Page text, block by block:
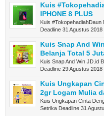
Kuis
IPHONE 8 PLUS
Kuis
Deadline 31 Agustus
Kuis Snap And
Belanja Total 5
Kuis Snap And Win JD.id
Deadline 29 Agustus 2018
Kuis Ungkapan
2gr Logam Mulia
Kuis Ungkapan Cinta
Setrika Deadline 31